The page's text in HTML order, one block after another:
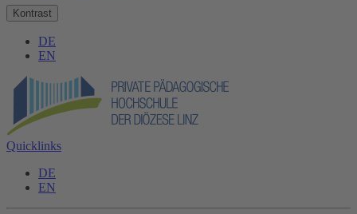
Kontrast
DE
EN
Quicklinks
DE
EN